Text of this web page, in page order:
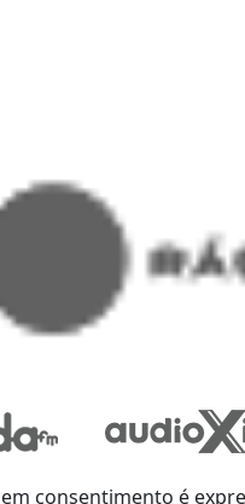
consentimento é